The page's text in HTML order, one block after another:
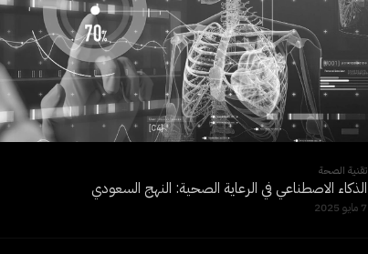
تقنية الصحة
الذكاء الاصطناعي في الرعاية الصحية: النهج السعودي
7 مايو 2025